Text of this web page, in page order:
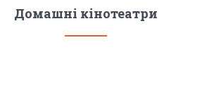
Домашні кінотеатри